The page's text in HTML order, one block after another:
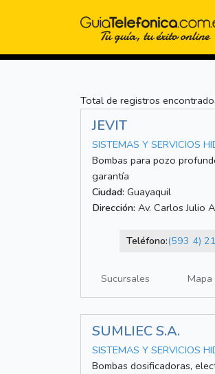
Total de registros
JEVIT
SISTEMAS Y SERVICIOS
Bombas para pozo
garantía
Ciudad: Guayaquil
Dirección: Av. Carlos Julio
Teléfono:(593 4)
Sucursales Mapa
SUMLIEC S.A.
SISTEMAS Y SERVICIOS
Bombas dosificadoras,